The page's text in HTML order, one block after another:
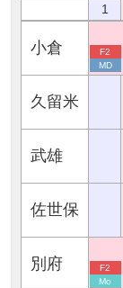
1
小倉
F2
MD
久留米
武雄
佐世保
別府
F2
Mo